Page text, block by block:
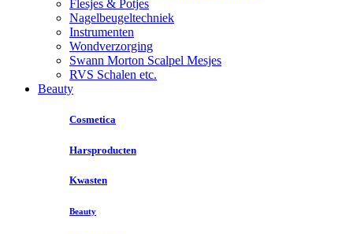
Flesjes & Potjes
Nagelbeugeltechniek
Instrumenten
Wondverzorging
Swann Morton Scalpel Mesjes
RVS Schalen etc.
Beauty
Cosmetica
Harsproducten
Kwasten
Beauty